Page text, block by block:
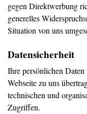
gegen Direktwerbung
generelles
Situation von uns
Datensicherheit
Ihre persönlichen
Webseite zu uns
technischen und
Zugriffen.